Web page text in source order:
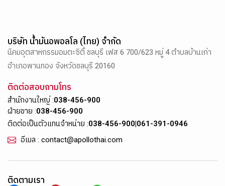
บริษัท น้ำมันอพอลโล (ไทย) จำกัด
นิคมอุตสาหกรรมอมตะซิตี้ ชลบุรี เฟส 6 700/623 หมู่ 4 ตำบลบ้านเก่า
อำเภอพานทอง จังหวัดชลบุรี 20160
ติดต่อสอบถามโทร
สำนักงานใหญ่ :038-456-900
ฝ่ายขาย :038-456-900
ติดต่อเป็นตัวแทนจำหน่าย :038-456-900 061-391-0946
อีเมล : contact@apollothai.com
ติดตามเรา